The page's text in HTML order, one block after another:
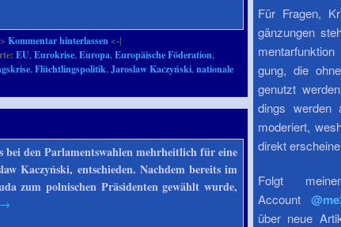
Kommentar hinterlassen <-|
EU,Eurokrise,Europa,Europäische Föderation,
,Flüchtlingspolitik,Jaroslaw Kaczyński,nationale
den Parlamentswahlen mehrheitlich für eine
Kaczyński, entschieden. Nachdem bereits im
zum polnischen Präsidenten gewählt wurde,
→
Für Fragen,
gänzungen
gung, die
genutzt
dings werden
moderiert,
direkt
Folgt
Account
über neue